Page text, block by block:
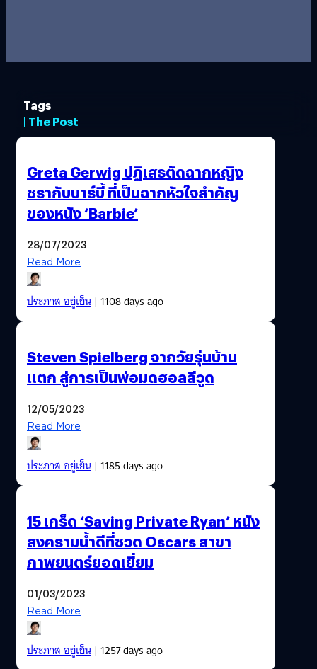
Tags
| The Post
Greta Gerwig ปฏิเสธตัดฉากหญิง
ชรากับบาร์บี้ ที่เป็นฉากหัวใจสำคัญ
ของหนัง ‘Barbie’
28/07/2023
Read More
ประภาส อยู่เย็น| 1108 days ago
Steven Spielberg จากวัยรุ่นบ้าน
แตก สู่การเป็นพ่อมดฮอลลีวูด
12/05/2023
Read More
ประภาส อยู่เย็น| 1185 days ago
15 เกร็ด ‘Saving Private Ryan’ หนัง
สงครามน้ำดีที่ชวด Oscars สาขา
ภาพยนตร์ยอดเยี่ยม
01/03/2023
Read More
ประภาส อยู่เย็น| 1257 days ago